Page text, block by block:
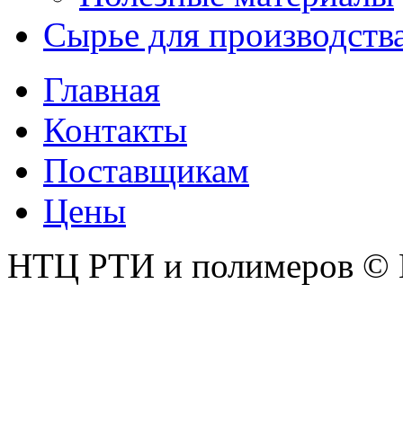
Сырье для
Главная
Контакты
Поставщикам
Цены
НТЦ РТИ и полимеров ©